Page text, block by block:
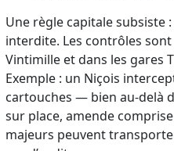
Une règle capitale subsiste
interdite. Les contrôles
Vintimille et dans les gares
Exemple : un Niçois
cartouches — bien au‑delà
sur place, amende
majeurs peuvent